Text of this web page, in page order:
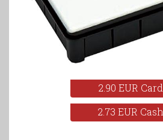
2.90 EUR Card
2.73 EUR Cash